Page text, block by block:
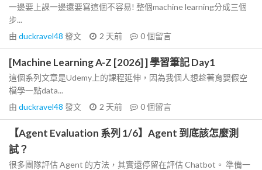
一邊要上課一邊還要寫這個不容易! 整個machine learning分成三個
步...
由 duckravel48 發文 2 天前 0個留言
[Machine Learning A-Z [2026] ] 學習筆記 Day1
這個系列文章是Udemy上的課程延伸，因為我個人想趁著育嬰假空
檔學一點data...
由 duckravel48 發文 2 天前 0個留言
【Agent Evaluation 系列 1/6】Agent 到底該怎麼測
試？
很多團隊評估 Agent 的方法，其實還停留在評估 Chatbot。 準備一